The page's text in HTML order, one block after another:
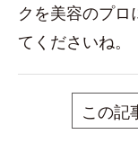
クを美容のプロ
てくださいね。
この記